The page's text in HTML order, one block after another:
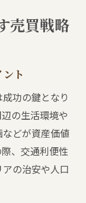
売買戦略
ト
功の鍵となり
の生活環境や
どが資産価値
、交通利便性
の治安や人口